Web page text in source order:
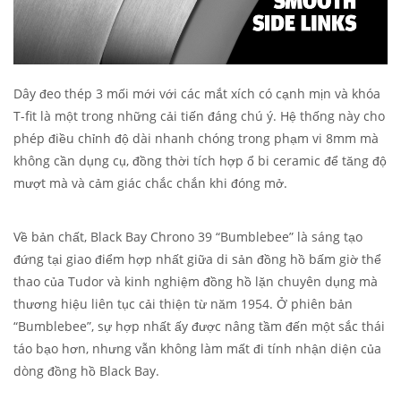
Dây đeo thép 3 mối mới với các mắt xích có cạnh mịn và khóa
T-fit là một trong những cải tiến đáng chú ý. Hệ thống này cho
phép điều chỉnh độ dài nhanh chóng trong phạm vi 8mm mà
không cần dụng cụ, đồng thời tích hợp ổ bi ceramic để tăng độ
mượt mà và cảm giác chắc chắn khi đóng mở.
Về bản chất, Black Bay Chrono 39 “Bumblebee” là sáng tạo
đứng tại giao điểm hợp nhất giữa di sản đồng hồ bấm giờ thể
thao của Tudor và kinh nghiệm đồng hồ lặn chuyên dụng mà
thương hiệu liên tục cải thiện từ năm 1954. Ở phiên bản
“Bumblebee”, sự hợp nhất ấy được nâng tầm đến một sắc thái
táo bạo hơn, nhưng vẫn không làm mất đi tính nhận diện của
dòng đồng hồ Black Bay.